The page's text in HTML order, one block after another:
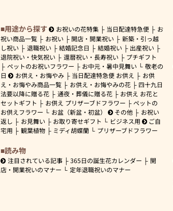
用途から探す お祝いの花特集 当日配達特急便
お
祝い商品一覧
お祝い 開店・開業祝い
新築・引っ越
し祝い
退職祝い 結婚記念日 結婚祝い
出産祝い
退院祝い・快気祝い
還暦祝い・長寿祝い
プチギフト
ペットのお祝いフラワー
お中元・暑中見舞い
敬老の
日
お供え・お悔やみ 当日配達特急便 お供え
お供
え・お悔やみ商品一覧
お供え・お悔やみの花
四十九日
法要以降に贈る花
通夜・葬儀に贈る花
お供え お花と
セットギフト
お供え プリザーブドフラワー
ペットの
お供えフラワー
お盆（新盆・初盆） その他
お祝い
返し
お見舞い お取り寄せギフト ビジネス用
ご自
宅用
観葉植物 ミディ胡蝶蘭 プリザーブドフラワー
読み物
注目されている記事 365日の誕生花カレンダー
開
店・開業祝いのマナー
定年退職祝いのマナー